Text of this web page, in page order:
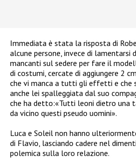
Immediata è stata la risposta di
alcune persone, invece di lamentarsi
mancanti sul sedere per fare il
di costumi, cercate di aggiungere 2
che vi manca a tutti gli effetti e che
anche lei spalleggiata dal suo
che ha detto:«Tutti leoni dietro una
da vicino questi pseudo uomini».
Luca e Soleil non hanno
di Flavio, lasciando cadere nel
polemica sulla loro relazione.